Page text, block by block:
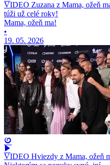
VIDEO Zuzana z Mama, ožeň
túži už celé roky!
Mama, ožeň ma!
•
19. 05. 2026
VIDEO Hviezdy z Mama, ožeň